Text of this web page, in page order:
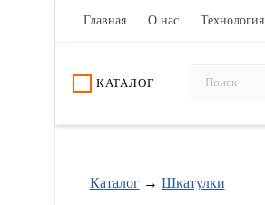
Главная О нас Технология
КАТАЛОГ
Каталог→ Шкатулки